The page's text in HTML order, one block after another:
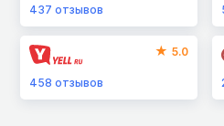
437 отзывов
5.0
458 отзывов